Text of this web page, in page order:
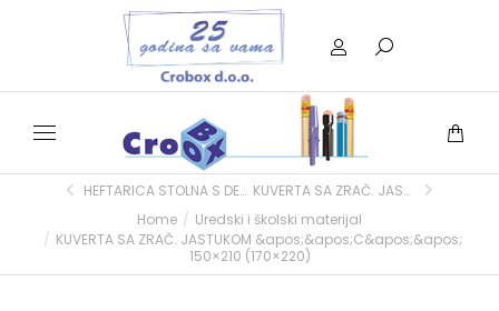
Home
Uredski i školski materijal
KUVERTA SA ZRAČ. JASTUKOM &apos;&apos;C&apos;&apos;
150×210 (170×220)
HEFTARICA STOLNA S DEKLAMERICOM 5502 CRVENA LEITZ KUVERTA SA ZRAČ. JASTUKOM ''H'' 270×360 (290×370)